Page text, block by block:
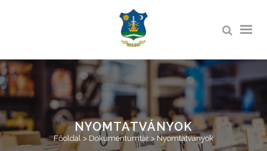
NYOMTATVÁNYOK
Főoldal> Dokumentumtár > Nyomtatványok